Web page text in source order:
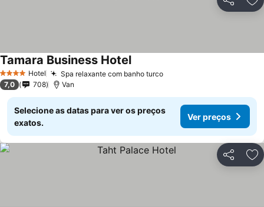
Partilhar
4 EstrelasHotel Spa relaxante com banho turcoVer preços
Tamara Business HotelVer preços
7,0 708 Van
Selecione as datas para ver os preços
exatos.
Ver preços
Partilhar